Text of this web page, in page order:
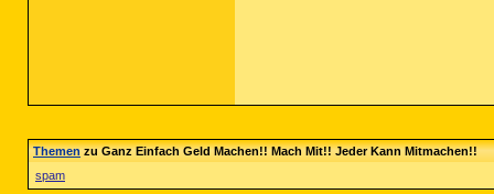
Themenzu Ganz Einfach Geld Machen!! Mach Mit!! Jeder Kann Mitmachen!!
spam